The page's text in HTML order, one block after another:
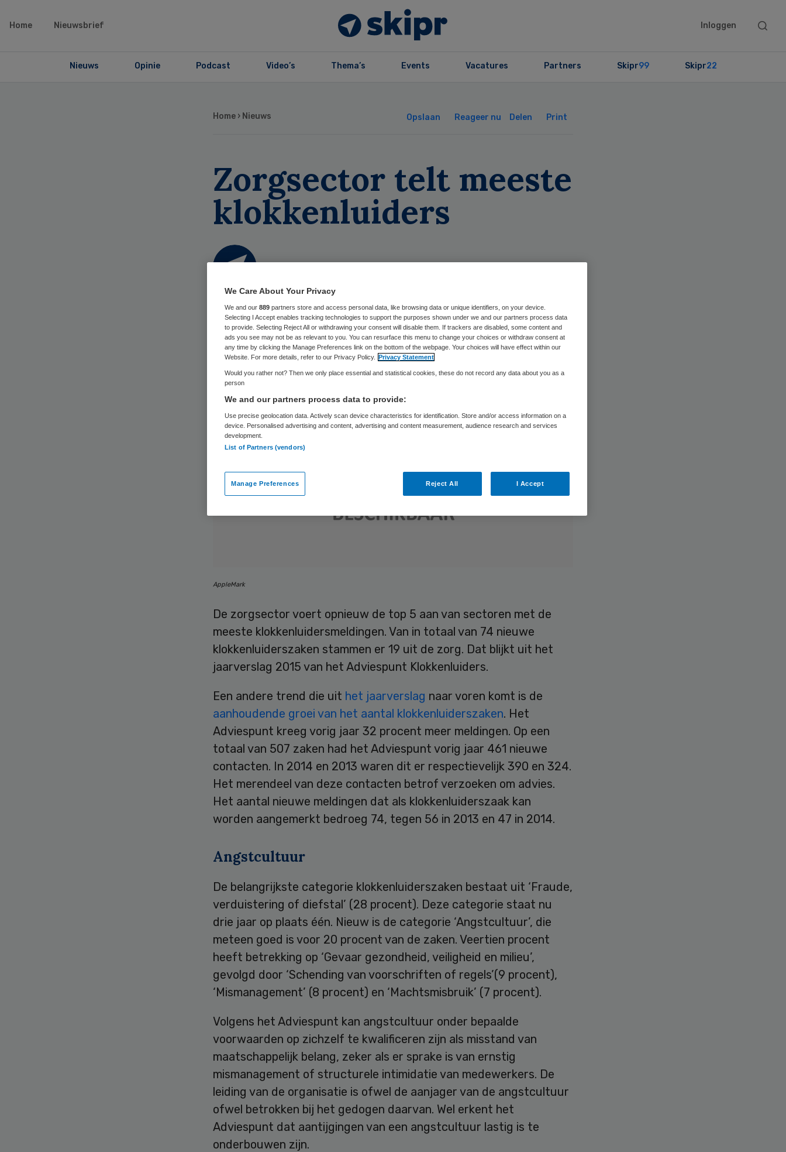
Home Nieuwsbrief Inloggen
Search
Nieuws Opinie Podcast Video’s Thema’s Events Vacatures Partners Skipr99 Skipr22
Home › Nieuws Opslaan Reageer nu Delen Print
Zorgsector telt meeste
klokkenluiders
AppleMark
De zorgsector voert opnieuw de top 5 aan van sectoren met de
meeste klokkenluidersmeldingen. Van in totaal van 74 nieuwe
klokkenluiderszaken stammen er 19 uit de zorg. Dat blijkt uit het
jaarverslag 2015 van het Adviespunt Klokkenluiders.
Een andere trend die uit het jaarverslag naar voren komt is de
aanhoudende groei van het aantal klokkenluiderszaken. Het
Adviespunt kreeg vorig jaar 32 procent meer meldingen. Op een
totaal van 507 zaken had het Adviespunt vorig jaar 461 nieuwe
contacten. In 2014 en 2013 waren dit er respectievelijk 390 en 324.
Het merendeel van deze contacten betrof verzoeken om advies.
Het aantal nieuwe meldingen dat als klokkenluiderszaak kan
worden aangemerkt bedroeg 74, tegen 56 in 2013 en 47 in 2014.
Angstcultuur
De belangrijkste categorie klokkenluiderszaken bestaat uit ‘Fraude,
verduistering of diefstal’ (28 procent). Deze categorie staat nu
drie jaar op plaats één. Nieuw is de categorie ‘Angstcultuur’, die
meteen goed is voor 20 procent van de zaken. Veertien procent
heeft betrekking op ‘Gevaar gezondheid, veiligheid en milieu’,
gevolgd door ‘Schending van voorschriften of regels’(9 procent),
‘Mismanagement’ (8 procent) en ‘Machtsmisbruik’ (7 procent).
Volgens het Adviespunt kan angstcultuur onder bepaalde
voorwaarden op zichzelf te kwalificeren zijn als misstand van
maatschappelijk belang, zeker als er sprake is van ernstig
mismanagement of structurele intimidatie van medewerkers. De
leiding van de organisatie is ofwel de aanjager van de angstcultuur
ofwel betrokken bij het gedogen daarvan. Wel erkent het
Adviespunt dat aantijgingen van een angstcultuur lastig is te
onderbouwen zijn.
We Care About Your Privacy
We and our 889 partners store and access personal data, like browsing data or unique identifiers, on your device.
Selecting I Accept enables tracking technologies to support the purposes shown under we and our partners process data
to provide. Selecting Reject All or withdrawing your consent will disable them. If trackers are disabled, some content and
ads you see may not be as relevant to you. You can resurface this menu to change your choices or withdraw consent at
any time by clicking the Manage Preferences link on the bottom of the webpage. Your choices will have effect within our
Website. For more details, refer to our Privacy Policy. Privacy Statement
Would you rather not? Then we only place essential and statistical cookies, these do not record any data about you as a
person
We and our partners process data to provide:
Use precise geolocation data. Actively scan device characteristics for identification. Store and/or access information on a
device. Personalised advertising and content, advertising and content measurement, audience research and services
development.
List of Partners (vendors)
Manage Preferences Reject All I Accept